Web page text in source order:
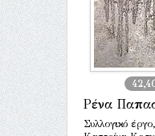
Ρένα
Συλλογικό